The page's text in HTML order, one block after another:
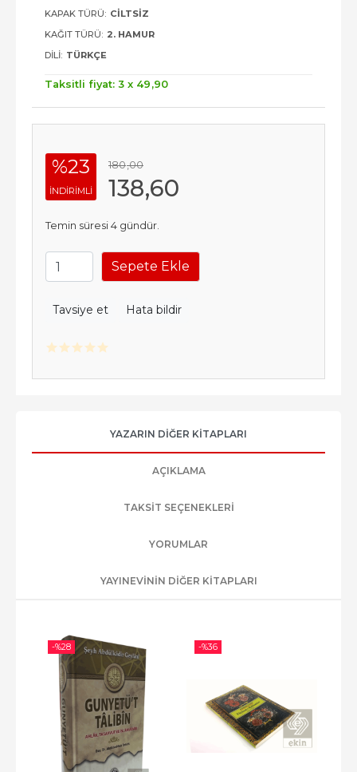
KAPAK TÜRÜ: CILTSIZ
KAĞIT TÜRÜ: 2. HAMUR
DILI: TÜRKÇE
Taksitli fiyat: 3 x 49 ,90
%23
INDIRIMLI
180,00
138,60
Temin süresi 4 gündür.
Sepete Ekle
Tavsiye et Hata bildir
YAZARIN DIĞER KITAPLARI
AÇIKLAMA
TAKSIT SEÇENEKLERI
YORUMLAR
YAYINEVININ DIĞER KITAPLARI
-%28 -%36